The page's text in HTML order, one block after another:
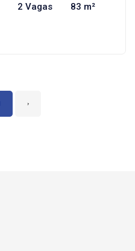
2 Vagas 83 m²
›